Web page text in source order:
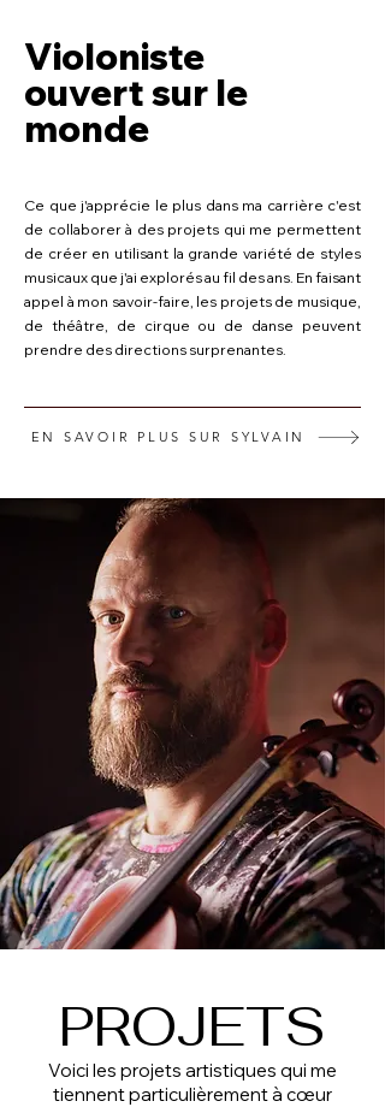
Violoniste
ouvert sur le
monde
Ce que j'apprécie le plus dans ma carrière c'est
de collaborer à des projets qui me permettent
de créer en utilisant la grande variété de styles
musicaux que j'ai explorés au fil des ans. En faisant
appel à mon savoir-faire, les projets de musique,
de théâtre, de cirque ou de danse peuvent
prendre des directions surprenantes.
EN SAVOIR PLUS SUR SYLVAIN
PROJETS
Voici les projets artistiques qui me
tiennent particulièrement à cœur